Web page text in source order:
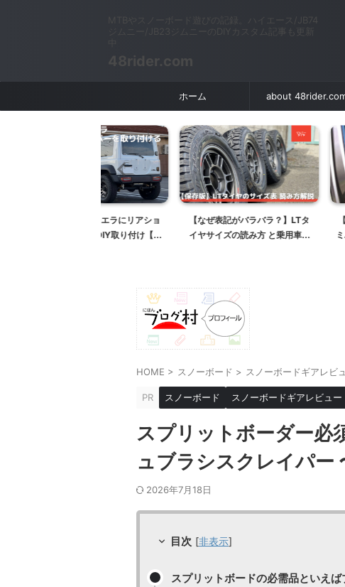
MTBやスノーボード遊びの記録。ハイエース/JB74
ジムニー/JB23ジムニーのDIYカスタム記事も更新
48rider.com
ホーム about
【なぜ表記がバラバラ？】LTタ
イヤサイズの読み方 と乗用車規
【腰痛対策】JB23ジ
ミバケットシートは
HOME > スノーボード > スノーボードギアレビ
PR スノーボード スノーボードギアレビュー
スプリットボーダー必
ュブラシスクレイパー
2026年7月18日
目次 [非表示]
スプリットボードの必需品といえば